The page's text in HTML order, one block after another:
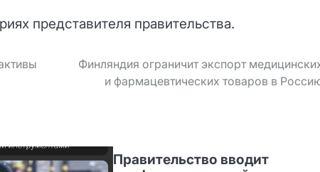
представителя правительства.
Финляндия ограничит экспорт
и фармацевтических товаров в
Правительство вводит